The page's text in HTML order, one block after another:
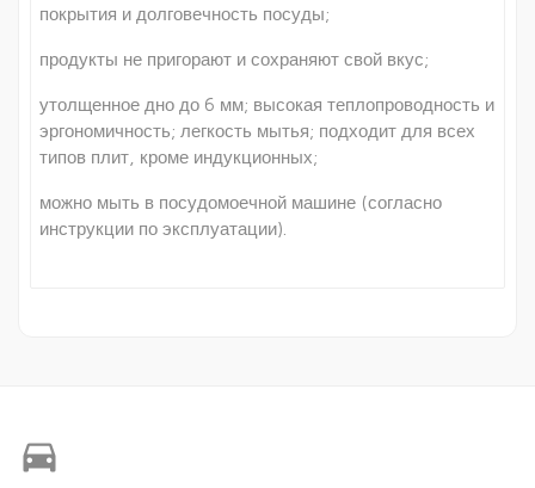
покрытия и долговечность посуды;
продукты не пригорают и сохраняют свой вкус;
утолщенное дно до 6 мм; высокая теплопроводность и
эргономичность; легкость мытья; подходит для всех
типов плит, кроме индукционных;
можно мыть в посудомоечной машине (согласно
инструкции по эксплуатации).
directions_car